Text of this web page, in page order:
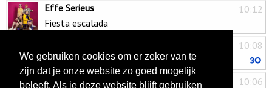
10:12
Effe Serieus
Fiesta escalada
10:08
De nacht van vrijdag op maandag
10:06
Denise Kroes
We gebruiken cookies om er zeker van te
zijn dat je onze website zo goed mogelijk
beleeft. Als je deze website blijft gebruiken